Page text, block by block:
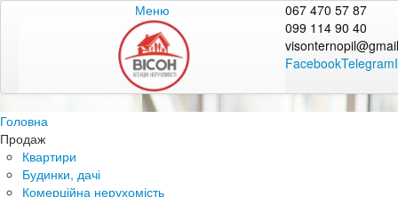
Меню
067 470 57 87
099 114 90 40
FacebookTelegram
Головна
Продаж
Квартири
Будинки, дачі
Комерційна нерухомість